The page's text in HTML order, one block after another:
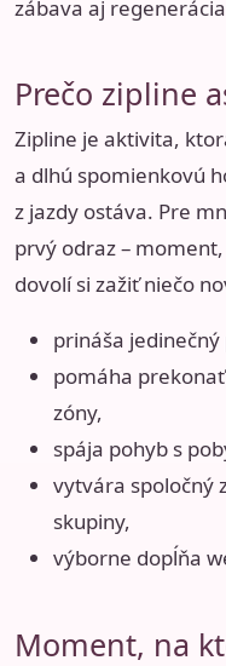
zábava aj
Prečo zipline
Zipline je aktivita,
a dlhú spomienkovú
z jazdy ostáva. Pre
prvý odraz –
dovolí si zažiť niečo
prináša
pomáha
zóny,
spája pohyb s
vytvára spoločný
skupiny,
výborne dopĺňa
Moment, na